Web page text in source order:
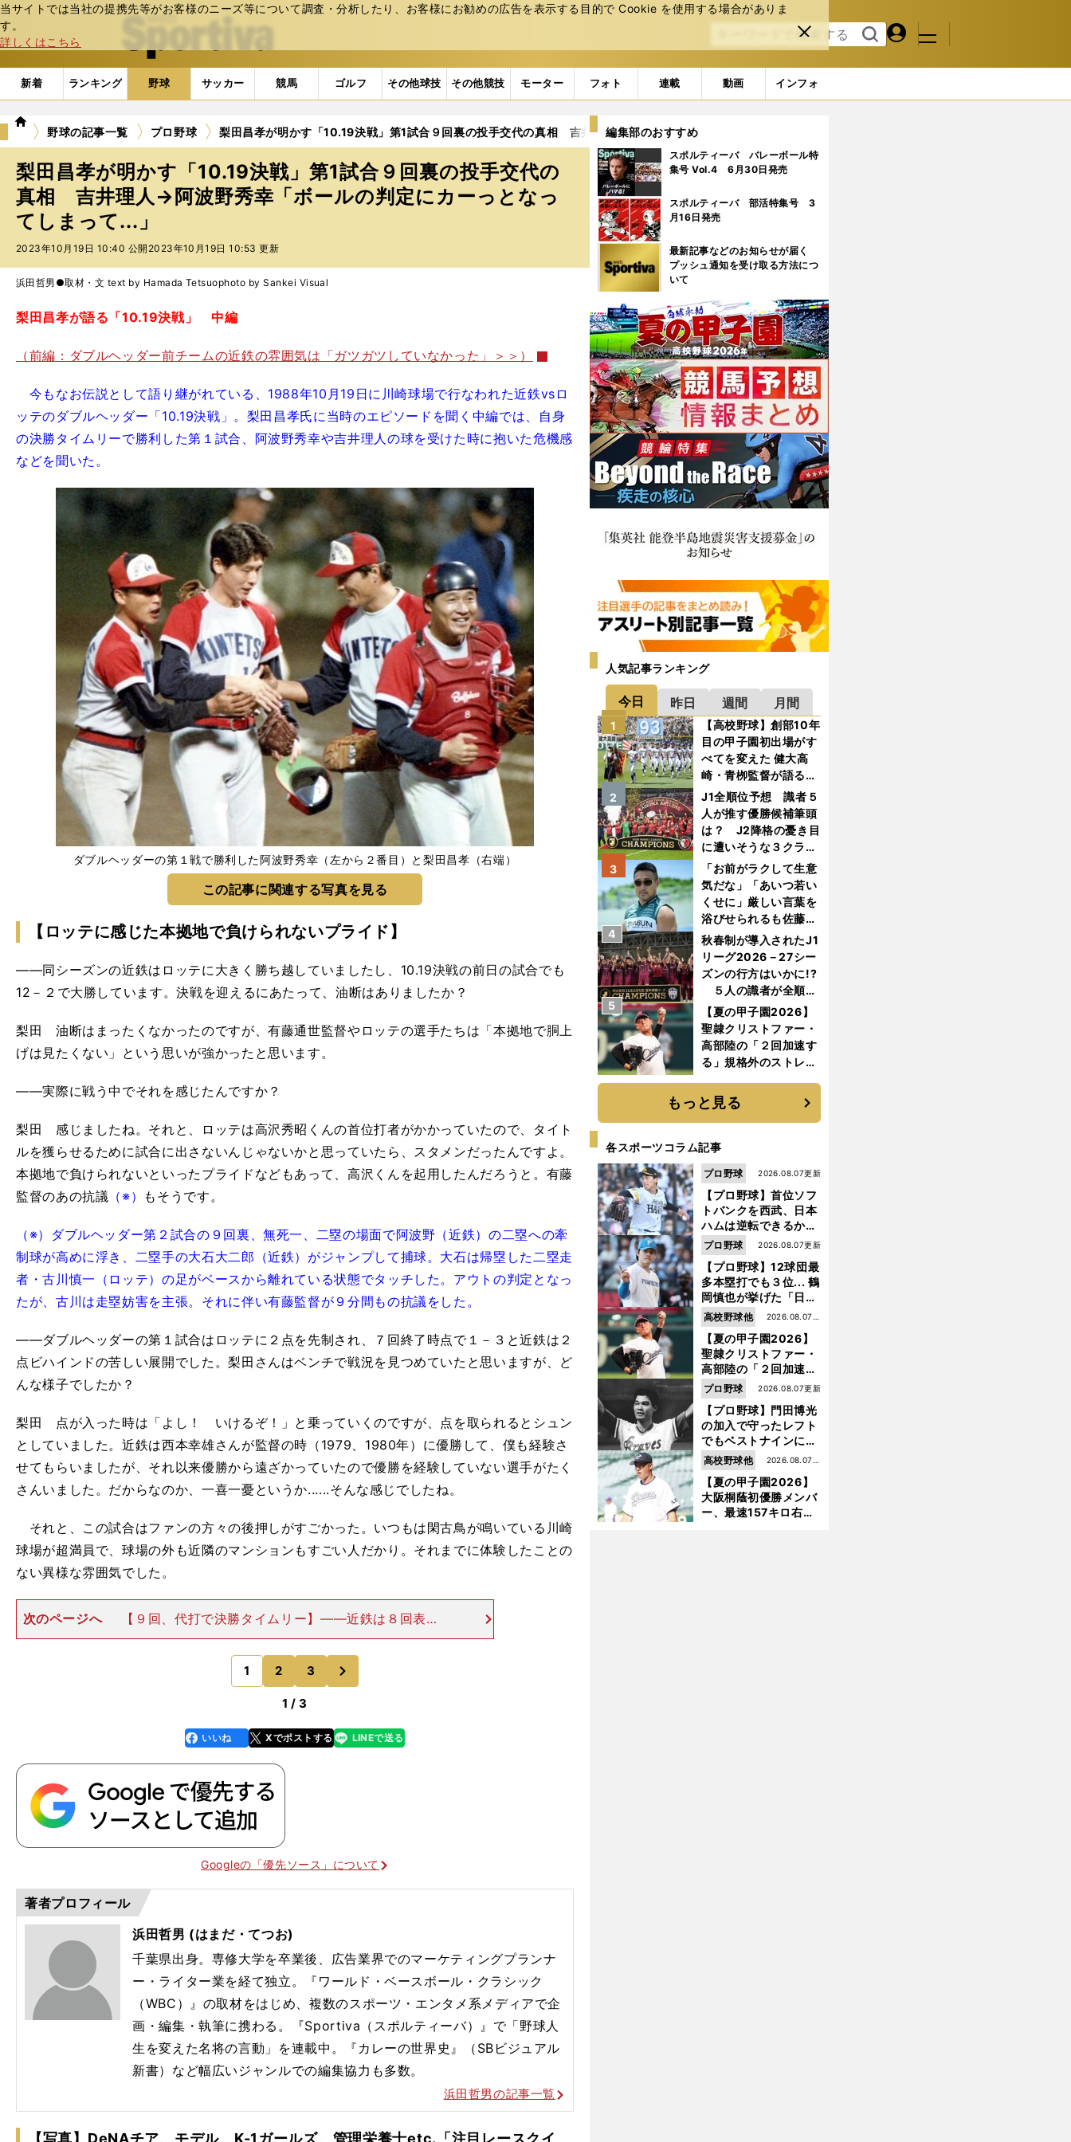
当サイトでは当社の提携先等がお客様のニーズ等について調査・分析したり、お客様にお勧めの広告を表⽰する⽬的で Cookie を使⽤する場合がありま
す。
詳しくはこちら
閉じ
る
web Sportiva (webスポルティーバ)
検索
る
マイペ
ジ
メニュ
新着 ランキング 野球 サッカー 競馬 ゴルフ その他球技 その他競技 モーター フォト 連載 動画 インフォ
we
ポ
ル
テ
ィ
ー
野球の記事一覧 プロ野球 梨田昌孝が明かす「10.19決戦」第1試合９回裏の投手交代の真相 吉井理人→阿波野秀幸「ボールの判定にカーっとなってしまって...」
梨田昌孝が明かす「10.19決戦」第1試合９回裏の投手交代の
真相 吉井理人→阿波野秀幸「ボールの判定にカーっとなっ
てしまって...」
2023年10月19日 10:40 公開 2023年10月19日 10:53 更新
浜田哲男●取材・文 text by Hamada Tetsuophoto by Sankei Visual
梨田昌孝が語る「10.19決戦」 中編
（前編：ダブルヘッダー前チームの近鉄の雰囲気は「ガツガツしていなかった」＞＞）
今もなお伝説として語り継がれている、1988年10月19日に川崎球場で行なわれた近鉄vsロ
ッテのダブルヘッダー「10.19決戦」。梨田昌孝氏に当時のエピソードを聞く中編では、自身
の決勝タイムリーで勝利した第１試合、阿波野秀幸や吉井理人の球を受けた時に抱いた危機感
などを聞いた。
ダブルヘッダーの第１戦で勝利した阿波野秀幸（左から２番目）と梨田昌孝（右端）
この記事に関連する写真を見る
【ロッテに感じた本拠地で負けられないプライド】
――同シーズンの近鉄はロッテに大きく勝ち越していましたし、10.19決戦の前日の試合でも
12－２で大勝しています。決戦を迎えるにあたって、油断はありましたか？
梨田 油断はまったくなかったのですが、有藤通世監督やロッテの選手たちは「本拠地で胴上
げは見たくない」という思いが強かったと思います。
――実際に戦う中でそれを感じたんですか？
梨田 感じましたね。それと、ロッテは高沢秀昭くんの首位打者がかかっていたので、タイト
ルを獲らせるために試合に出さないんじゃないかと思っていたら、スタメンだったんですよ。
本拠地で負けられないといったプライドなどもあって、高沢くんを起用したんだろうと。有藤
監督のあの抗議 （※） もそうです。
（※）ダブルヘッダー第２試合の９回裏、無死一、二塁の場面で阿波野（近鉄）の二塁への牽
制球が高めに浮き、二塁手の大石大二郎（近鉄）がジャンプして捕球。大石は帰塁した二塁走
者・古川慎一（ロッテ）の足がベースから離れている状態でタッチした。アウトの判定となっ
たが、古川は走塁妨害を主張。それに伴い有藤監督が９分間もの抗議をした。
――ダブルヘッダーの第１試合はロッテに２点を先制され、７回終了時点で１－３と近鉄は２
点ビハインドの苦しい展開でした。梨田さんはベンチで戦況を見つめていたと思いますが、ど
んな様子でしたか？
梨田 点が入った時は「よし！ いけるぞ！」と乗っていくのですが、点を取られるとシュン
としていました。近鉄は西本幸雄さんが監督の時（1979、1980年）に優勝して、僕も経験さ
せてもらいましたが、それ以来優勝から遠ざかっていたので優勝を経験していない選手がたく
さんいました。だからなのか、一喜一憂というか......そんな感じでしたね。
それと、この試合はファンの方々の後押しがすごかった。いつもは閑古鳥が鳴いている川崎
球場が超満員で、球場の外も近隣のマンションもすごい人だかり。それまでに体験したことの
ない異様な雰囲気でした。
次のページへ
【９回、代打で決勝タイムリー】――近鉄は８回表に
村上隆行さんの２点タイムリー二塁打で同点に追いつきました。続く９
回表、二死二塁の場面で代打に送られたのは梨田さんでしたが、仰木監
督やコーチからはどんな
1 2 3
1 / 3
faceboo
k
いいね Xでポストする
line LINEで送る
Googleの「優先ソース」について
著者プロフィール
浜田哲男 (はまだ・てつお)
千葉県出身。専修大学を卒業後、広告業界でのマーケティングプランナ
ー・ライター業を経て独立。『ワールド・ベースボール・クラシック
（WBC）』の取材をはじめ、複数のスポーツ・エンタメ系メディアで企
画・編集・執筆に携わる。『Sportiva（スポルティーバ）』で「野球人
生を変えた名将の言動」を連載中。『カレーの世界史』（SBビジュアル
新書）など幅広いジャンルでの編集協力も多数。
浜田哲男の記事一覧
【写真】DeNAチア、モデル、K-1ガールズ、管理栄養士etc.「注目レースクイ
0
19 」
ガ
編集部のおすすめ
スポルティーバ バレーボール特
集号 Vol.4 6月30日発売
スポルティーバ 部活特集号 3
月16日発売
最新記事などのお知らせが届く
プッシュ通知を受け取る方法につ
いて
人気記事ランキング
今日 昨日 週間 月間
【高校野球】創部10年
目の甲子園初出場がす
べてを変えた 健大高
崎・青栁監督が語る
「機動破壊」はこうし
て生まれた
1
J1全順位予想 識者５
人が推す優勝候補筆頭
は？ J2降格の憂き目
に遭いそうな３クラブ
とは？
2
「お前がラクして生意
気だな」「あいつ若い
くせに」厳しい言葉を
浴びせられるも佐藤慎
太郎が貫いた誇りとフ
ァンへの思い
3
秋春制が導入されたJ1
リーグ2026－27シー
ズンの行方はいかに!?
５人の識者が全順位
を大胆予想
4
【夏の甲子園2026】
聖隷クリストファー・
高部陸の「２回加速す
る」規格外のストレー
く大学進学を選ぶ理由
5
もっと見る
各スポーツコラム記事
【プロ野球】首位ソフ
トバンクを西武、日本
ハムは逆転できるか？
鶴岡慎也が挙げる終
盤戦のキーマン３人
2026.08.07更新
プロ野球
【プロ野球】12球団最
多本塁打でも３位... 鶴
岡慎也が挙げた「日本
ハムの誤算」とソフト
バンク追撃のカギ
2026.08.07更新
プロ野球
【夏の甲子園2026】
聖隷クリストファー・
高部陸の「２回加速す
る」規格外のストレー
ト それでもプロではな
く大学進学を選ぶ理由
2026.08.07更
高校野球他
【プロ野球】門田博光
の加入で守ったレフト
でもベストナインに輝
いた石嶺和彦 「サッ
サ」という愛称は松永
浩美がきっかけ？
2026.08.07更新
プロ野球
【夏の甲子園2026】
大阪桐蔭初優勝メンバ
ー、最速157キロ右
2026.08.07更
高校野球他